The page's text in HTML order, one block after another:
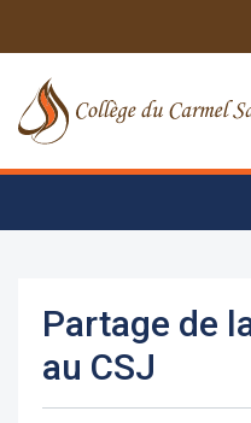
Partage de
au CSJ